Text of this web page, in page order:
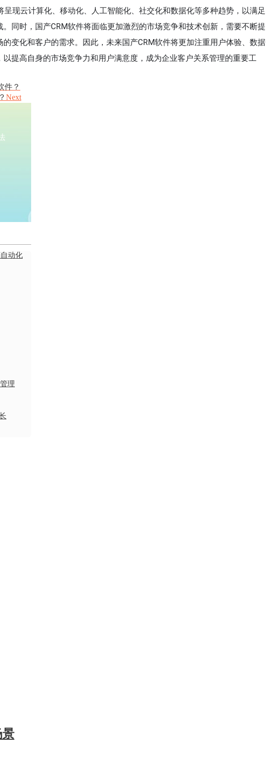
现云计算化、移动化、人工智能化、社交化和数据化等多种趋势，以满足
同时，国产CRM软件将面临更加激烈的市场竞争和技术创新，需要不断提
变化和客户的需求。因此，未来国产CRM软件将更加注重用户体验、数据
提高自身的市场竞争力和用户满意度，成为企业客户关系管理的重要工
件？
Next
动化
理